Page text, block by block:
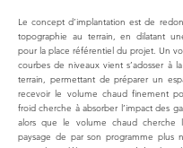
Le concept d’implantation est de
topographie au terrain, en dilatant
pour la place référentiel du projet. Un
courbes de niveaux vient s’adosser à
terrain, permettant de préparer un
recevoir le volume chaud finement
froid cherche à absorber l’impact des
alors que le volume chaud cherche
paysage de par son programme plus